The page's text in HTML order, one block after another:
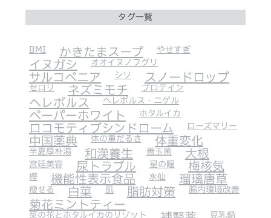
タグ一覧
BMI かきたまスープ やせすぎ
イヌガシ オオイヌノフグリ
サルコペニア シソ スノードロップ
セロリ ネズミモチ プロテイン
ヘレボルス ヘレボルス・ニゲル
ペーパーホワイト ホタルイカ
ロコモティブシンドローム ローズマリー
中国薬典 体の重だるさ 体重変化
半夏厚朴湯 和漢養生 善玉菌 大根
宮廷美容 尿トラブル 星の瞳 梅核気
樫 機能性表示食品 水仙 瑠璃唐草
瘦せる 白菜 肌 脂肪対策 腸内環境改善
菊花ミントティー
菜の花とホタルイカのリゾット 豆乳鍋